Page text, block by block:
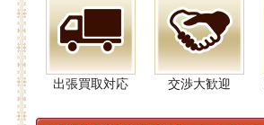
出張買取対応 交渉大歓迎